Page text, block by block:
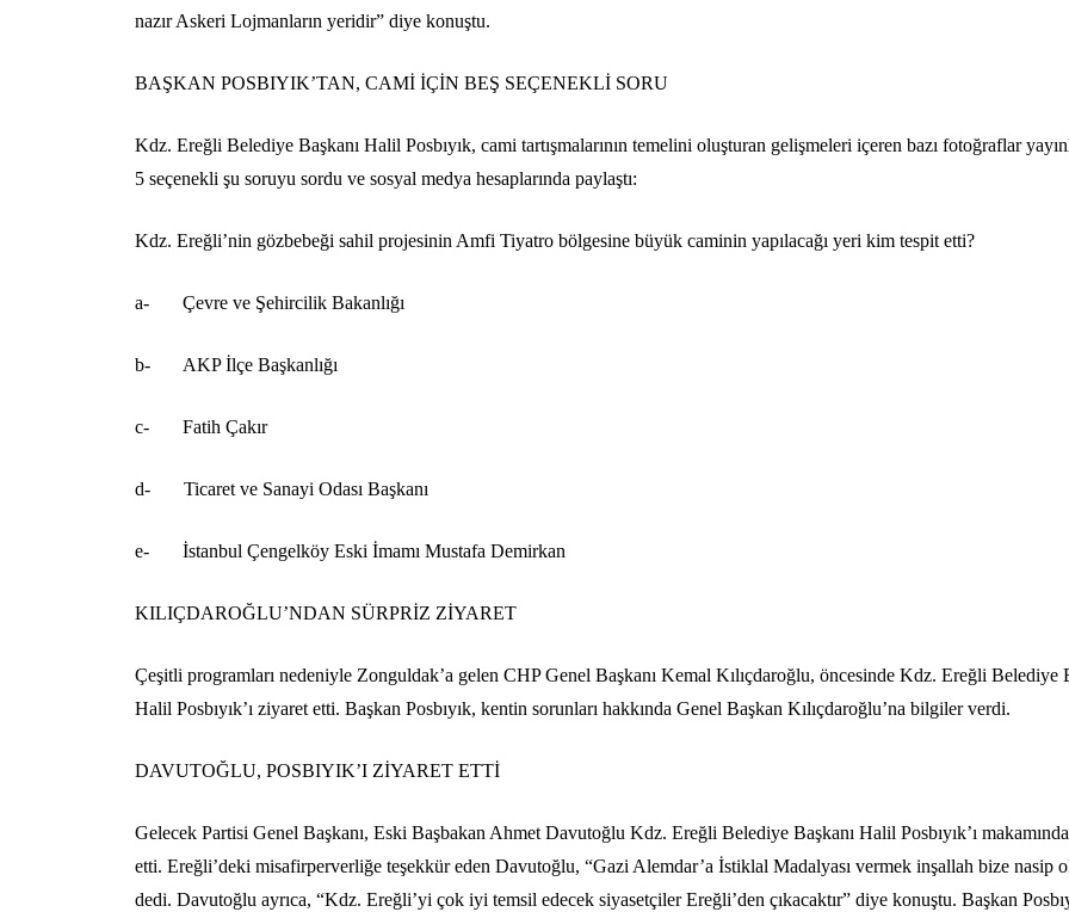
nazır Askeri Lojmanların yeridir” diye konuştu.
BAŞKAN POSBIYIK’TAN, CAMİ İÇİN BEŞ SEÇENEKLİ SORU
Kdz. Ereğli Belediye Başkanı Halil Posbıyık, cami tartışmalarının temelini oluşturan gelişmeleri içeren bazı fotoğraflar
5 seçenekli şu soruyu sordu ve sosyal medya hesaplarında paylaştı:
Kdz. Ereğli’nin gözbebeği sahil projesinin Amfi Tiyatro bölgesine büyük caminin yapılacağı yeri kim tespit etti?
a- Çevre ve Şehircilik Bakanlığı
b- AKP İlçe Başkanlığı
c- Fatih Çakır
d- Ticaret ve Sanayi Odası Başkanı
e- İstanbul Çengelköy Eski İmamı Mustafa Demirkan
KILIÇDAROĞLU’NDAN SÜRPRİZ ZİYARET
Çeşitli programları nedeniyle Zonguldak’a gelen CHP Genel Başkanı Kemal Kılıçdaroğlu, öncesinde Kdz. Ereğli Belediye
Halil Posbıyık’ı ziyaret etti. Başkan Posbıyık, kentin sorunları hakkında Genel Başkan Kılıçdaroğlu’na bilgiler verdi.
DAVUTOĞLU, POSBIYIK’I ZİYARET ETTİ
Gelecek Partisi Genel Başkanı, Eski Başbakan Ahmet Davutoğlu Kdz. Ereğli Belediye Başkanı Halil Posbıyık’ı
etti. Ereğli’deki misafirperverliğe teşekkür eden Davutoğlu, “Gazi Alemdar’a İstiklal Madalyası vermek inşallah bize nasip
dedi. Davutoğlu ayrıca, “Kdz. Ereğli’yi çok iyi temsil edecek siyasetçiler Ereğli’den çıkacaktır” diye konuştu. Başkan